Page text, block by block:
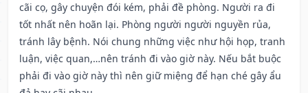
cãi cọ, gây chuyện đói kém, phải đề phòng. Người ra đi
tốt nhất nên hoãn lại. Phòng người người nguyền rủa,
tránh lây bệnh. Nói chung những việc như hội họp, tranh
luận, việc quan,…nên tránh đi vào giờ này. Nếu bắt buộc
phải đi vào giờ này thì nên giữ miệng để hạn ché gây ẩu